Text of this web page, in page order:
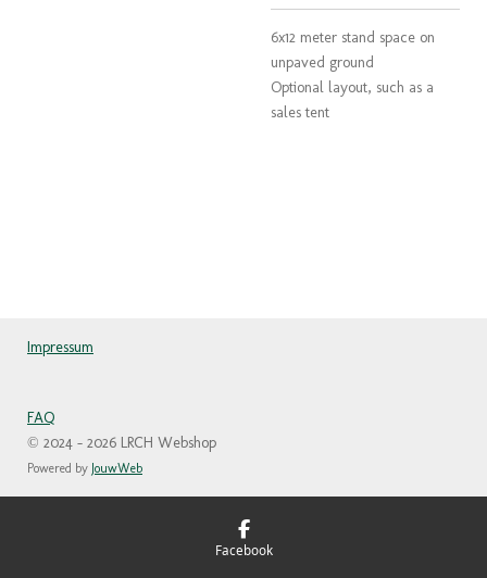
6x12 meter stand space on
unpaved ground
Optional layout, such as a
sales tent
Impressum
FAQ
© 2024 - 2026 LRCH Webshop
Powered by JouwWeb
Facebook